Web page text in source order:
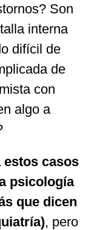
Son
interna
difícil de
de
con
algo a
estos casos
psicología
que dicen
, pero